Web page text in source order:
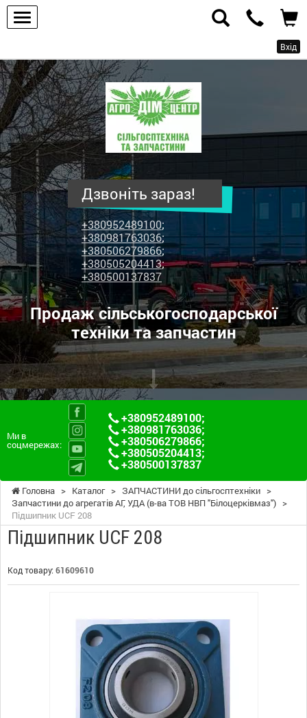
Вхід
ПП
"Агродім-
центр"
-
продаж
сільськогосподарської
техніки
та
запчастин
Дзвоніть зараз!
+380952489100;
+380981763036;
+380506279866;
+380505204413;
+380500137837
Продаж сільськогосподарської
техніки та запчастин
Ми в
соцмережах:
+380952489100;
+380981763036;
+380506279866;
+380505204413;
+380500137837
Головна > Каталог > ЗАПЧАСТИНИ до сільгосптехніки >
Запчастини до агрегатів АГ, УДА (в-ва ТОВ НВП "Білоцерківмаз") >
Підшипник UCF 208
Підшипник UCF 208
Код товару: 61609610